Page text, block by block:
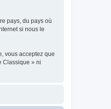
pays, du pays où
si nous le
vous acceptez que
Classique » ni